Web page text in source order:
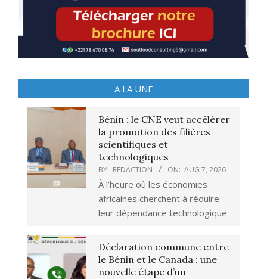
A LA UNE
Bénin : le CNE veut accélérer
la promotion des filières
scientifiques et
technologiques
BY: REDACTION ON: AUG 7, 2026
À l’heure où les économies
africaines cherchent à réduire
leur dépendance technologique
Déclaration commune entre
le Bénin et le Canada : une
nouvelle étape d’un